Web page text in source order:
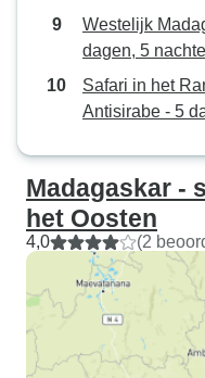
Westelijk
dagen, 5
Safari in het
Antisirabe - 5
Madagaskar -
het Oosten
4,0 (2